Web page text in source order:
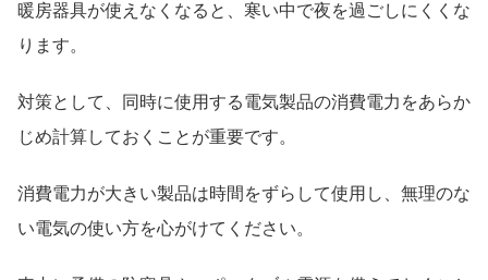
暖房器具が使えなくなると、寒い中で夜を過ごしにくくな
ります。
対策として、同時に使用する電気製品の消費電力をあらか
じめ計算しておくことが重要です。
消費電力が大きい製品は時間をずらして使用し、無理のな
い電気の使い方を心がけてください。